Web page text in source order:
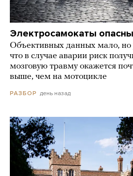
Электросамокаты
Объективных данных мало, но
что в случае аварии риск
мозговую травму окажется
выше, чем на мотоцикле
РАЗБОР день назад